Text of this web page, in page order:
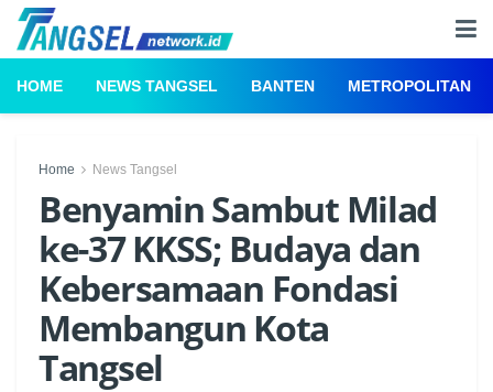
HOME NEWS TANGSEL BANTEN METROPOLITAN
Home News Tangsel
Benyamin Sambut Milad
ke-37 KKSS; Budaya dan
Kebersamaan Fondasi
Membangun Kota
Tangsel